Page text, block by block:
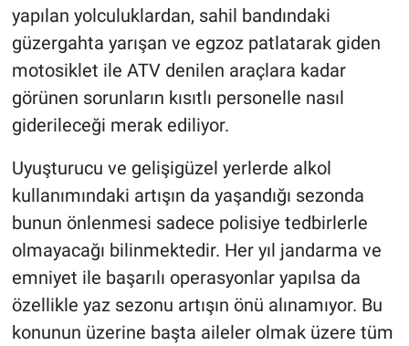
yapılan yolculuklardan, sahil bandındaki
güzergahta yarışan ve egzoz patlatarak giden
motosiklet ile ATV denilen araçlara kadar
görünen sorunların kısıtlı personelle nasıl
giderileceği merak ediliyor.
Uyuşturucu ve gelişigüzel yerlerde alkol
kullanımındaki artışın da yaşandığı sezonda
bunun önlenmesi sadece polisiye tedbirlerle
olmayacağı bilinmektedir. Her yıl jandarma ve
emniyet ile başarılı operasyonlar yapılsa da
özellikle yaz sezonu artışın önü alınamıyor. Bu
konunun üzerine başta aileler olmak üzere tüm